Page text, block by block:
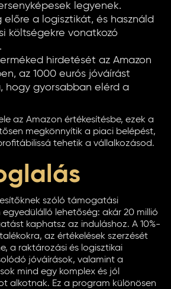
legyenek.
előre a logisztikát, és használd
költségekre vonatkozó
hirdetését az Amazon
az 1000 eurós jóváírást
hogy gyorsabban elérd a
az Amazon értékesítésbe, ezek a
megkönnyítik a piaci belépést,
tehetik a vállalkozásod.
szóló támogatási
lehetőség: akár 20 millió
kaphatsz az induláshoz. A 10%-
az értékelések szerzését
a raktározási és logisztikai
jóváírások, valamint a
mind egy komplex és jól
alkotnak. Ez a program különösen